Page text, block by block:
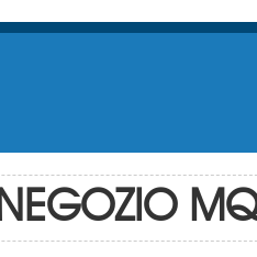
NEGOZIO